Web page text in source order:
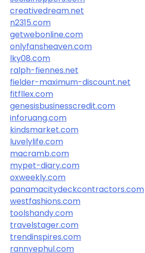
creativedream.net
n2315.com
getwebonline.com
onlyfansheaven.com
lky08.com
ralph-fiennes.net
fielder-maximum-discount.net
fitfllex.com
genesisbusinesscredit.com
inforuang.com
kindsmarket.com
luvelylife.com
macramb.com
mypet-diary.com
oxweekly.com
panamacitydeckcontractors.com
westfashions.com
toolshandy.com
travelstager.com
trendinspires.com
rannyephul.com